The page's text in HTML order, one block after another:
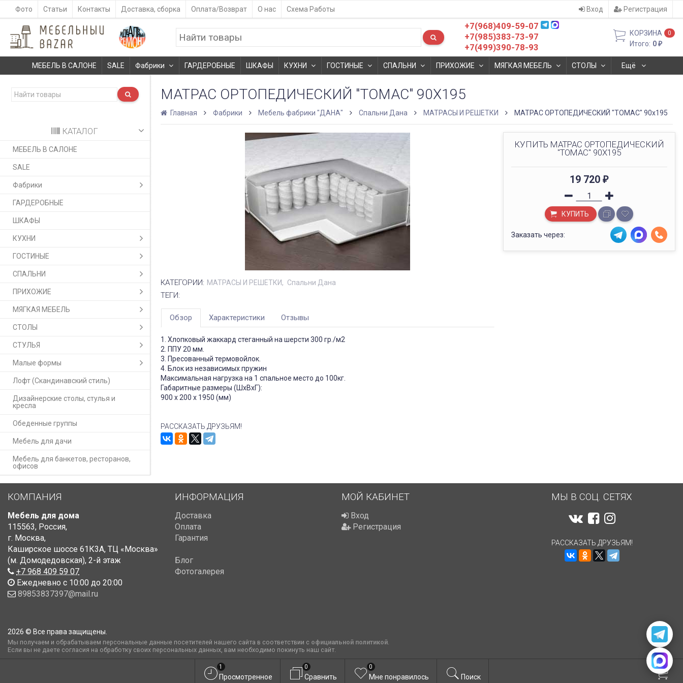
Фото Статьи Контакты Доставка, сборка Оплата/Возврат О нас Схема Работы Вход Регистрация
+7(968)409-59-07
+7(985)383-73-97
+7(499)390-78-93
КОРЗИНА 0
Итого: 0₽
МЕБЕЛЬ В САЛОНЕ SALE Фабрики ГАРДЕРОБНЫЕ ШКАФЫ КУХНИ ГОСТИНЫЕ СПАЛЬНИ ПРИХОЖИЕ МЯГКАЯ МЕБЕЛЬ СТОЛЫ Ещё
КАТАЛОГ
МЕБЕЛЬ В САЛОНЕ
SALE
Фабрики
ГАРДЕРОБНЫЕ
ШКАФЫ
КУХНИ
ГОСТИНЫЕ
СПАЛЬНИ
ПРИХОЖИЕ
МЯГКАЯ МЕБЕЛЬ
СТОЛЫ
СТУЛЬЯ
Малые формы
Лофт (Скандинавский стиль)
Дизайнерские столы, стулья и
кресла
Обеденные группы
Мебель для дачи
Мебель для банкетов, ресторанов,
офисов
МАТРАC ОРТОПЕДИЧЕСКИЙ "ТОМАС" 90X195
Главная Фабрики Мебель фабрики "ДАНА" Спальни Дана МАТРАCЫ И РЕШЕТКИ МАТРАC ОРТОПЕДИЧЕСКИЙ "ТОМАС" 90x195
КУПИТЬ МАТРАC ОРТОПЕДИЧЕСКИЙ
"ТОМАС" 90X195
19 720₽
КУПИТЬ
Заказать через:
КАТЕГОРИИ: МАТРАCЫ И РЕШЕТКИ Спальни Дана
ТЕГИ:
Обзор Характеристики Отзывы
1. Хлопковый жаккард стеганный на шерсти 300 гр./м2
2. ППУ 20 мм.
3. Пресованный термовойлок.
4. Блок из независимых пружин
Максимальная нагрузка на 1 спальное место до 100кг.
Габаритные размеры (ШхВхГ):
900 x 200 x 1950 (мм)
РАССКАЗАТЬ ДРУЗЬЯМ!
КОМПАНИЯ
Мебель для дома
115563, Россия,
г. Москва,
Каширское шоссе 61К3А, ТЦ «Москва»
(м. Домодедовская), 2-й этаж
+7 968 409 59 07
Ежедневно с 10:00 до 20:00
89853837397@mail.ru
ИНФОРМАЦИЯ
Доставка
Оплата
Гарантия
Блог
Фотогалерея
МОЙ КАБИНЕТ
Вход
Регистрация
МЫ В СОЦ. СЕТЯХ
РАССКАЗАТЬ ДРУЗЬЯМ!
2026 © Все права защищены.
Мы получаем и обрабатываем персональные данные посетителей нашего сайта в соответствии с официальной политикой.
Если вы не даете согласия на обработку своих персональных данных, вам необходимо покинуть наш сайт.
Просмотренное
1
Сравнить
0
Мне понравилось
0
Поиск